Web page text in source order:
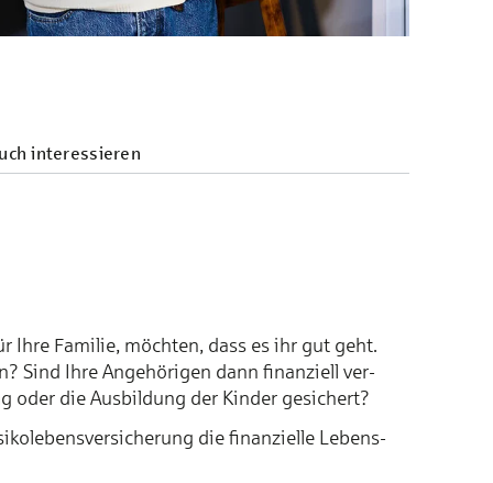
interessieren
Ih­re Fa­mi­lie, möch­ten, dass es ihr gut geht.
Sind Ih­re An­ge­hö­ri­gen dann fi­nan­ziell ver­
oder die Aus­bil­dung der Kin­der ge­si­chert?
die fi­nan­ziel­le Le­bens­